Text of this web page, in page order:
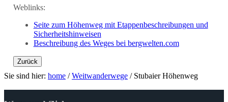
Weblinks:
Seite zum Höhenweg mit Etappenbeschreibungen und
Sicherheitshinweisen
Beschreibung des Weges bei bergwelten.com
Zurück
Sie sind hier: home /Weitwanderwege / Stubaier Höhenweg